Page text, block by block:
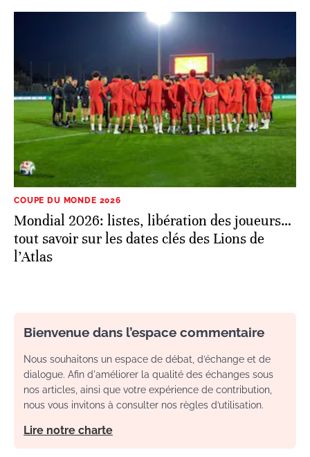
COUPE DU MONDE 2026
Mondial 2026: listes, libération des joueurs…
tout savoir sur les dates clés des Lions de
l’Atlas
Bienvenue dans l’espace commentaire
Nous souhaitons un espace de débat, d’échange et de
dialogue. Afin d'améliorer la qualité des échanges sous
nos articles, ainsi que votre expérience de contribution,
nous vous invitons à consulter nos règles d’utilisation.
Lire notre charte